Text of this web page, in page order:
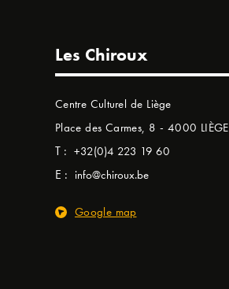
Les Chiroux
Centre Culturel de Liège
Place des Carmes, 8 - 4000 LIÈGE
T : +32(0)4 223 19 60
E : info@chiroux.be
Google map